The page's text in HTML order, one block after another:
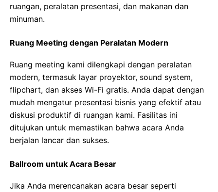
ruangan, peralatan presentasi, dan makanan dan
minuman.
Ruang Meeting dengan Peralatan Modern
Ruang meeting kami dilengkapi dengan peralatan
modern, termasuk layar proyektor, sound system,
flipchart, dan akses Wi-Fi gratis. Anda dapat dengan
mudah mengatur presentasi bisnis yang efektif atau
diskusi produktif di ruangan kami. Fasilitas ini
ditujukan untuk memastikan bahwa acara Anda
berjalan lancar dan sukses.
Ballroom untuk Acara Besar
Jika Anda merencanakan acara besar seperti